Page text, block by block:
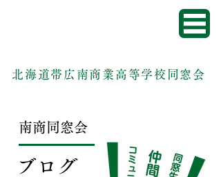
北海道帯広南商業高等学校同窓会
南商同窓会
ブログ